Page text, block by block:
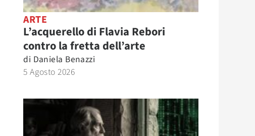
ARTE
L’acquerello di Flavia Rebori
contro la fretta dell’arte
di Daniela Benazzi
5 Agosto 2026